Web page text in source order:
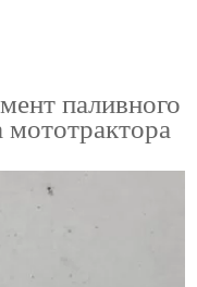
паливного
мототрактора